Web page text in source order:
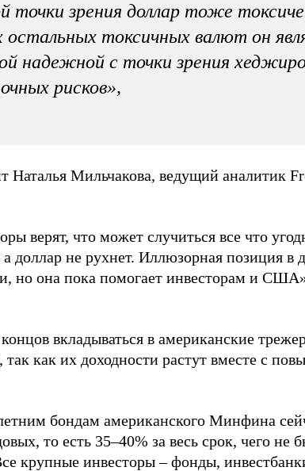
точки зрения доллар тоже
остальных токсичных валют он
надежной с точки зрения
рисков»,
Наталья Мильчакова, ведущий аналитик
верят, что может случиться все что
а доллар не рухнет. Иллюзорная позиция в
но она пока помогает инвесторам и
вкладываться в американские
так как их доходности растут вместе с
бондам американского Минфина
то есть 35–40% за весь срок, чего не
крупные инвесторы – фонды,